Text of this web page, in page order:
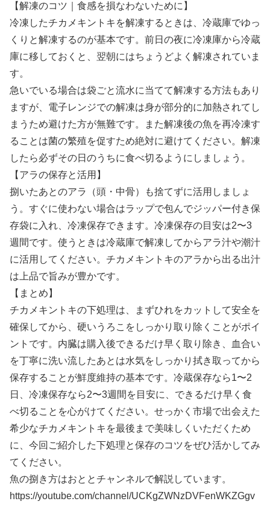
【解凍のコツ｜食感を損なわないために】
冷凍したチカメキントキを解凍するときは、冷蔵庫でゆっ
くりと解凍するのが基本です。前日の夜に冷凍庫から冷蔵
庫に移しておくと、翌朝にはちょうどよく解凍されていま
す。
急いでいる場合は袋ごと流水に当てて解凍する方法もあり
ますが、電子レンジでの解凍は身が部分的に加熱されてし
まうため避けた方が無難です。また解凍後の魚を再冷凍す
ることは菌の繁殖を促すため絶対に避けてください。解凍
したら必ずその日のうちに食べ切るようにしましょう。
【アラの保存と活用】
捌いたあとのアラ（頭・中骨）も捨てずに活用しましょ
う。すぐに使わない場合はラップで包んでジッパー付き保
存袋に入れ、冷凍保存できます。冷凍保存の目安は2〜3
週間です。使うときは冷蔵庫で解凍してからアラ汁や潮汁
に活用してください。チカメキントキのアラから出る出汁
は上品で旨みが豊かです。
【まとめ】
チカメキントキの下処理は、まずひれをカットして安全を
確保してから、硬いうろこをしっかり取り除くことがポイ
ントです。内臓は購入後できるだけ早く取り除き、血合い
を丁寧に洗い流したあとは水気をしっかり拭き取ってから
保存することが鮮度維持の基本です。冷蔵保存なら1〜2
日、冷凍保存なら2〜3週間を目安に、できるだけ早く食
べ切ることを心がけてください。せっかく市場で出会えた
希少なチカメキントキを最後まで美味しくいただくため
に、今回ご紹介した下処理と保存のコツをぜひ活かしてみ
てください。
魚の捌き方はおととチャンネルで解説しています。
https://youtube.com/channel/UCKgZWNzDVFenWKZGgv